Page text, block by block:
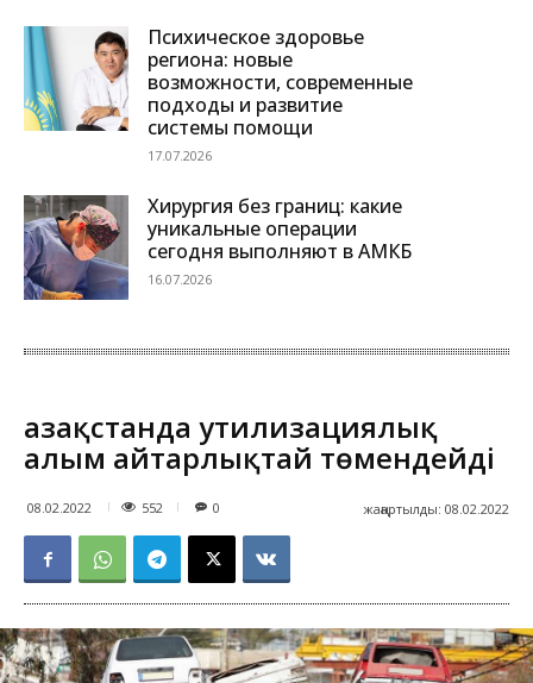
Психическое здоровье
региона: новые
возможности, современные
подходы и развитие
системы помощи
17.07.2026
Хирургия без границ: какие
уникальные операции
сегодня выполняют в АМКБ
16.07.2026